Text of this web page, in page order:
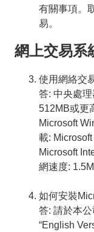
有關事項。
易。
網上交易系
使用網絡交
答: 中央處
512MB或更
Microsoft
載:
Microsoft
網速度:
如何安裝
答: 請於本
“English